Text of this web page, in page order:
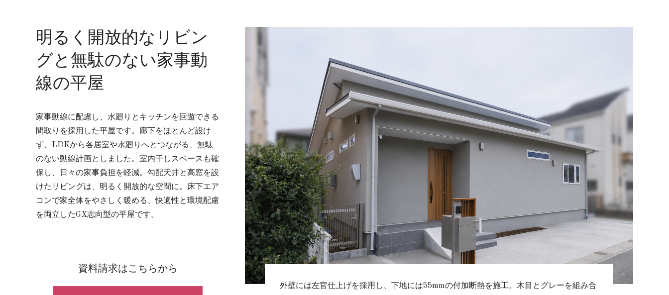
明るく開放的なリビン
グと無駄のない家事動
線の平屋
家事動線に配慮し、水廻りとキッチンを回遊できる
間取りを採用した平屋です。廊下をほとんど設け
ず、LDKから各居室や水廻りへとつながる、無駄
のない動線計画としました。室内干しスペースも確
保し、日々の家事負担を軽減。勾配天井と高窓を設
けたリビングは、明るく開放的な空間に。床下エア
コンで家全体をやさしく暖める、快適性と環境配慮
を両立したGX志向型の平屋です。
資料請求はこちらから
外壁には左官仕上げを採用し、下地には55mmの付加断熱を施工。木目とグレーを組み合